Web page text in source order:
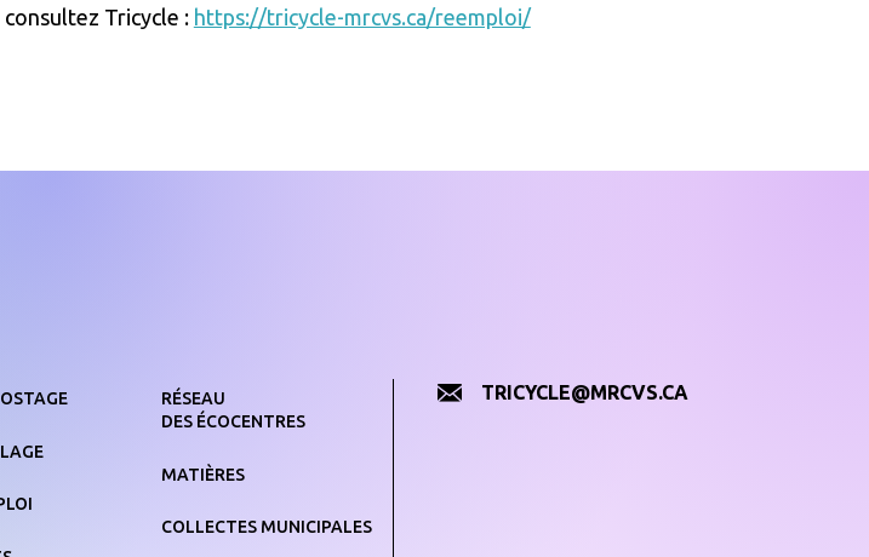
Tricycle : https://tricycle-mrcvs.ca/reemploi/
RÉSEAU
DES ÉCOCENTRES
MATIÈRES
COLLECTES MUNICIPALES
TRICYCLE@MRCVS.CA